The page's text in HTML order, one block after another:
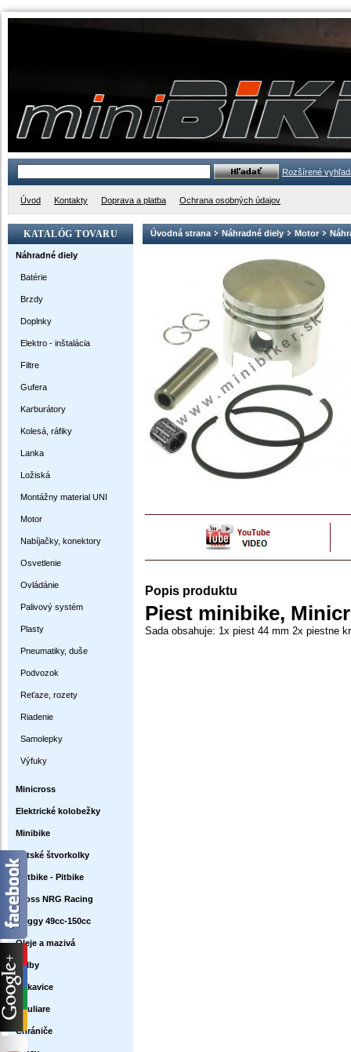
Rozšírené
Úvod Kontakty Doprava a platba Ochrana osobných údajov
KATALÓG TOVARU
Náhradné diely
Batérie
Brzdy
Doplnky
Elektro - inštalácia
Filtre
Gufera
Karburátory
Kolesá, ráfiky
Lanka
Ložiská
Montážny material UNI
Motor
Nabíjačky, konektory
Osvetlenie
Ovládánie
Palivový systém
Plasty
Pneumatiky, duše
Podvozok
Reťaze, rozety
Riadenie
Samolepky
Výfuky
Minicross
Elektrické kolobežky
Minibike
Detské štvorkolky
Dirtbike - Pitbike
Cross NRG Racing
Buggy 49cc-150cc
Oleje a mazivá
Prilby
Rukavice
Okuliare
Chrániče
Úvodná strana Náhradné diely Motor
Popis produktu
Piest minibike,
Sada obsahuje: 1x piest 44 mm 2x piestne